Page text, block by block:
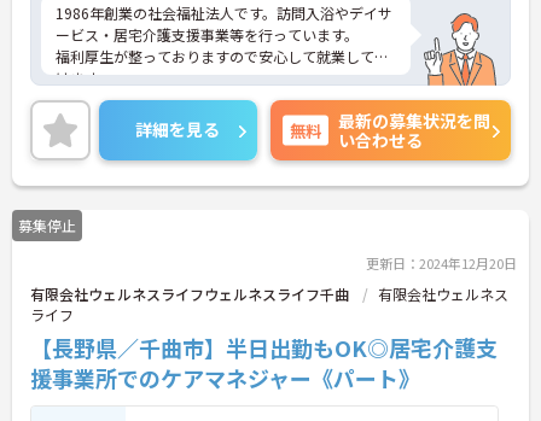
1986年創業の社会福祉法人です。訪問入浴やデイサ
ービス・居宅介護支援事業等を行っています。
福利厚生が整っておりますので安心して就業して頂
けます。
ご興味のある方には詳細をお話しますので、お気軽
にお問い合わせください。
詳細を見る 無料
最新の募集状況を問
い合わせる
募集停止
更新日：2024年12月20日
有限会社ウェルネスライフウェルネスライフ千曲
有限会社ウェルネス
ライフ
【長野県／千曲市】半日出勤もOK◎居宅介護支
援事業所でのケアマネジャー《パート》